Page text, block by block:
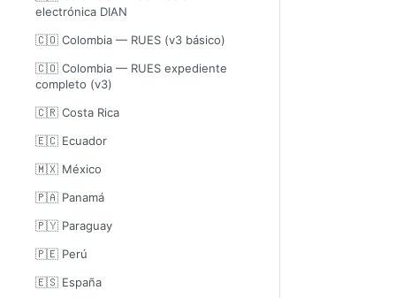
electrónica DIAN
🇨🇴 Colombia — RUES (v3 básico)
🇨🇴 Colombia — RUES expediente
completo (v3)
🇨🇷 Costa Rica
🇪🇨 Ecuador
🇲🇽 México
🇵🇦 Panamá
🇵🇾 Paraguay
🇵🇪 Perú
🇪🇸 España